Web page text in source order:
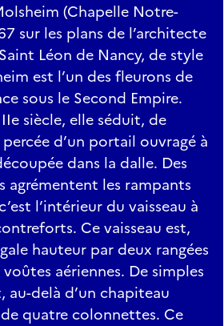
(Chapelle Notre-
sur les plans de l’architecte
Léon de Nancy, de style
est l’un des fleurons de
sous le Second Empire.
siècle, elle séduit, de
d’un portail ouvragé à
dans la dalle. Des
agrémentent les rampants
l’intérieur du vaisseau à
Ce vaisseau est,
hauteur par deux rangées
aériennes. De simples
delà d’un chapiteau
quatre colonnettes. Ce